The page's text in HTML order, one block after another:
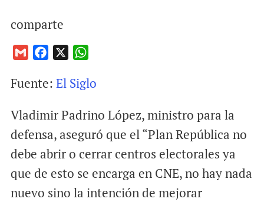
comparte
a
l
c
b
k
a
s
p
Fuente: El Siglo
Vladimir Padrino López, ministro para la
defensa, aseguró que el “Plan República no
debe abrir o cerrar centros electorales ya
que de esto se encarga en CNE, no hay nada
nuevo sino la intención de mejorar